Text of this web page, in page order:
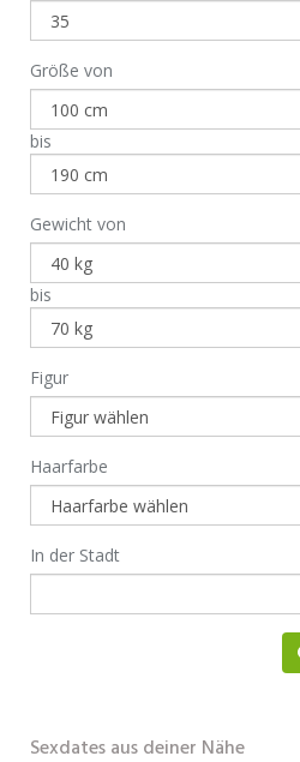
Größe von
bis
Gewicht von
bis
Figur
Haarfarbe
In der Stadt
Sexdates aus deiner Nähe